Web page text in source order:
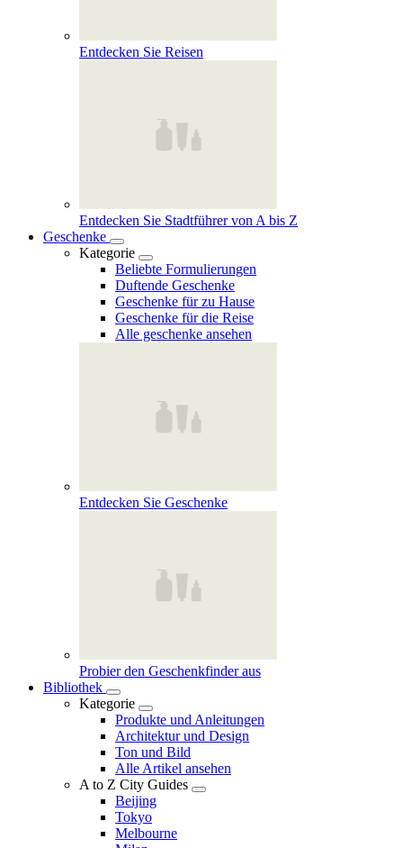
Entdecken Sie Reisen
Entdecken Sie Stadtführer von A bis Z
Geschenke
Kategorie
Beliebte Formulierungen
Duftende Geschenke
Geschenke für zu Hause
Geschenke für die Reise
Alle geschenke ansehen
Entdecken Sie Geschenke
Probier den Geschenkfinder aus
Bibliothek
Kategorie
Produkte und Anleitungen
Architektur und Design
Ton und Bild
Alle Artikel ansehen
A to Z City Guides
Beijing
Tokyo
Melbourne